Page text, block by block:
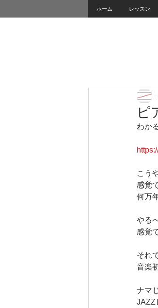
ホーム レッスン
ピ
わか
こう
感覚
何万
やる
感覚
それ
音楽
ナマ
JAZZ